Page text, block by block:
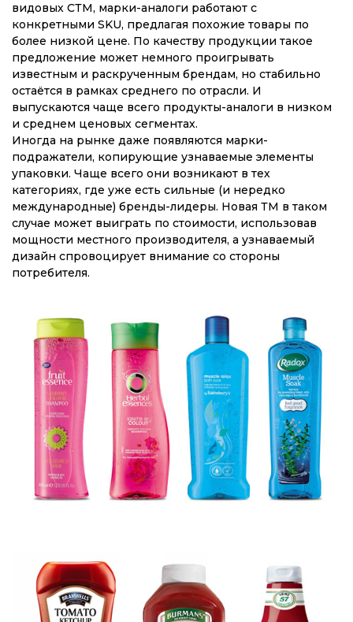
видовых СТМ, марки-аналоги работают с
конкретными SKU, предлагая похожие товары по
более низкой цене. По качеству продукции такое
предложение может немного проигрывать
известным и раскрученным брендам, но стабильно
остаётся в рамках среднего по отрасли. И
выпускаются чаще всего продукты-аналоги в низком
и среднем ценовых сегментах.
Иногда на рынке даже появляются марки-
подражатели, копирующие узнаваемые элементы
упаковки. Чаще всего они возникают в тех
категориях, где уже есть сильные (и нередко
международные) бренды-лидеры. Новая ТМ в таком
случае может выиграть по стоимости, использовав
мощности местного производителя, а узнаваемый
дизайн спровоцирует внимание со стороны
потребителя.